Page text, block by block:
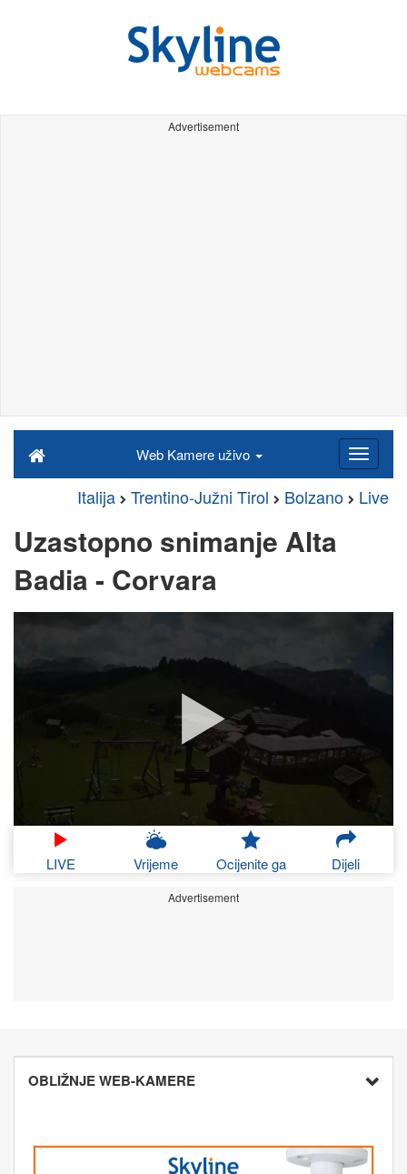
Advertisement
Web Kamere uživo
Italija Trentino-Južni Tirol Bolzano Live
Uzastopno snimanje Alta
Badia - Corvara
LIVE Vrijeme Ocijenite ga Dijeli
Advertisement
OBLIŽNJE WEB-KAMERE